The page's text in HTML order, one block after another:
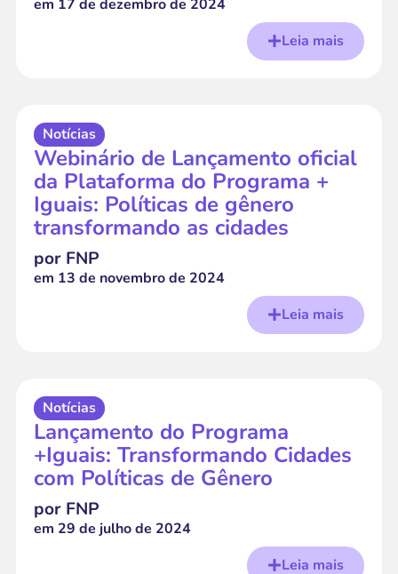
em 17 de dezembro de 2024
Leia mais
Notícias
Webinário de Lançamento oficial
da Plataforma do Programa +
Iguais: Políticas de gênero
transformando as cidades
por FNP
em 13 de novembro de 2024
Leia mais
Notícias
Lançamento do Programa
+Iguais: Transformando Cidades
com Políticas de Gênero
por FNP
em 29 de julho de 2024
Leia mais